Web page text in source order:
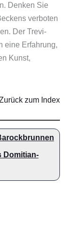
Denken Sie
verboten
Der Trevi-
eine Erfahrung,
Kunst,
zum Index
Domitian-